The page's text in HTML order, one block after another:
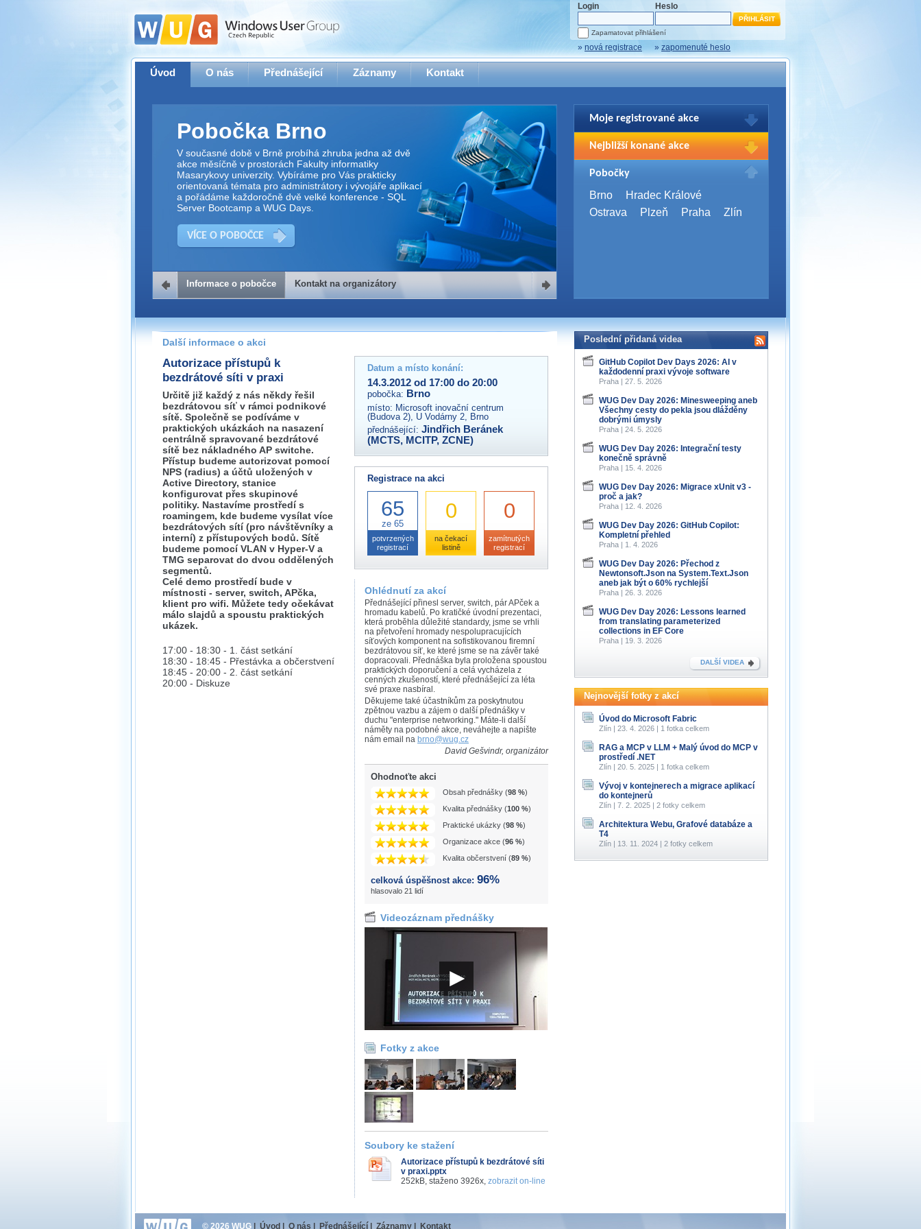
Login Heslo
Zapamatovat přihlášení
» nová registrace » zapomenuté heslo
Úvod O nás Přednášející Záznamy Kontakt
Pobočka Brno
V současné době v Brně probíhá zhruba jedna až dvě
akce měsíčně v prostorách Fakulty informatiky
Masarykovy univerzity. Vybíráme pro Vás prakticky
orientovaná témata pro administrátory i vývojáře aplikací
a pořádáme každoročně dvě velké konference - SQL
Server Bootcamp a WUG Days.
VÍCE O POBOČCE
Kontakt na organizátory
Pokud máte jakýkoliv dotaz na organizátory této akce,
prosím neváhejte nás kontaktovat na e-mailu:
brno@wug.cz
Informace o pobočce Kontakt na organizátory
Moje registrované akce
Pro zobrazení Vašich registrací na akce
se prosím přihlašte.
Nejbližší konané akce
WUG Days 2026
4. 9. 2026,Brno
SQL Server Bootcamp 2026
Pobočky
Brno
Hradec Králové
Ostrava
Plzeň Praha Zlín
Další informace o akci
Autorizace přístupů k
bezdrátové síti v praxi
Určitě již každý z nás někdy řešil
bezdrátovou síť v rámci podnikové
sítě. Společně se podíváme v
praktických ukázkách na nasazení
centrálně spravované bezdrátové
sítě bez nákladného AP switche.
Přístup budeme autorizovat pomocí
NPS (radius) a účtů uložených v
Active Directory, stanice
konfigurovat přes skupinové
politiky. Nastavíme prostředí s
roamingem, kde budeme vysílat více
bezdrátových sítí (pro návštěvníky a
interní) z přístupových bodů. Sítě
budeme pomocí VLAN v Hyper-V a
TMG separovat do dvou oddělených
segmentů.
Celé demo prostředí bude v
místnosti - server, switch, APčka,
klient pro wifi. Můžete tedy očekávat
málo slajdů a spoustu praktických
ukázek.
17:00 - 18:30 - 1. část setkání
18:30 - 18:45 - Přestávka a občerstvení
18:45 - 20:00 - 2. část setkání
20:00 - Diskuze
Datum a místo konání:
14.3.2012 od 17:00 do 20:00
pobočka: Brno
místo: Microsoft inovační centrum
(Budova 2), U Vodárny 2, Brno
přednášející: Jindřich Beránek
(MCTS, MCITP, ZCNE)
Registrace na akci
65
ze 65
potvrzených
registrací
0
na čekací
listině
0
zamítnutých
registrací
Ohlédnutí za akcí
Přednášející přinesl server, switch, pár APček a
hromadu kabelů. Po kratičké úvodní prezentaci,
která proběhla důležité standardy, jsme se vrhli
na přetvoření hromady nespolupracujících
síťových komponent na sofistikovanou firemní
bezdrátovou síť, ke které jsme se na závěr také
dopracovali. Přednáška byla proložena spoustou
praktických doporučení a celá vycházela z
cenných zkušeností, které přednášející za léta
své praxe nasbíral.
Děkujeme také účastníkům za poskytnutou
zpětnou vazbu a zájem o další přednášky v
duchu "enterprise networking." Máte-li další
náměty na podobné akce, neváhejte a napište
nám email na brno@wug.cz
David Gešvindr, organizátor
Ohodnoťte akci
Obsah přednášky (98 %)
Kvalita přednášky (100 %)
Praktické ukázky (98 %)
Organizace akce (96 %)
Kvalita občerstvení (89 %)
celková úspěšnost akce: 96%
hlasovalo 21 lidí
Videozáznam přednášky
Fotky z akce
Soubory ke stažení
Autorizace přístupů k bezdrátové síti
v praxi.pptx
252kB, staženo 3926x, zobrazit on-line
Poslední přidaná videa
GitHub Copilot Dev Days 2026: AI v
každodenní praxi vývoje software
Praha | 27. 5. 2026
WUG Dev Day 2026: Minesweeping aneb
Všechny cesty do pekla jsou dlážděny
dobrými úmysly
Praha | 24. 5. 2026
WUG Dev Day 2026: Integrační testy
konečně správně
Praha | 15. 4. 2026
WUG Dev Day 2026: Migrace xUnit v3 -
proč a jak?
Praha | 12. 4. 2026
WUG Dev Day 2026: GitHub Copilot:
Kompletní přehled
Praha | 1. 4. 2026
WUG Dev Day 2026: Přechod z
Newtonsoft.Json na System.Text.Json
aneb jak být o 60% rychlejší
Praha | 26. 3. 2026
WUG Dev Day 2026: Lessons learned
from translating parameterized
collections in EF Core
Praha | 19. 3. 2026
DALŠÍ VIDEA
Nejnovější fotky z akcí
Úvod do Microsoft Fabric
Zlín | 23. 4. 2026 | 1 fotka celkem
RAG a MCP v LLM + Malý úvod do MCP v
prostředí .NET
Zlín | 20. 5. 2025 | 1 fotka celkem
Vývoj v kontejnerech a migrace aplikací
do kontejnerů
Zlín | 7. 2. 2025 | 2 fotky celkem
Architektura Webu, Grafové databáze a
T4
Zlín | 13. 11. 2024 | 2 fotky celkem
© 2026 WUG Úvod O nás Přednášející Záznamy Kontakt